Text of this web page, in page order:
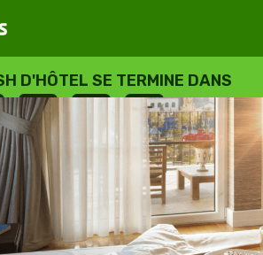
D'HÔTEL SE TERMINE DANS
: --
HEURES
: --
SECONDES